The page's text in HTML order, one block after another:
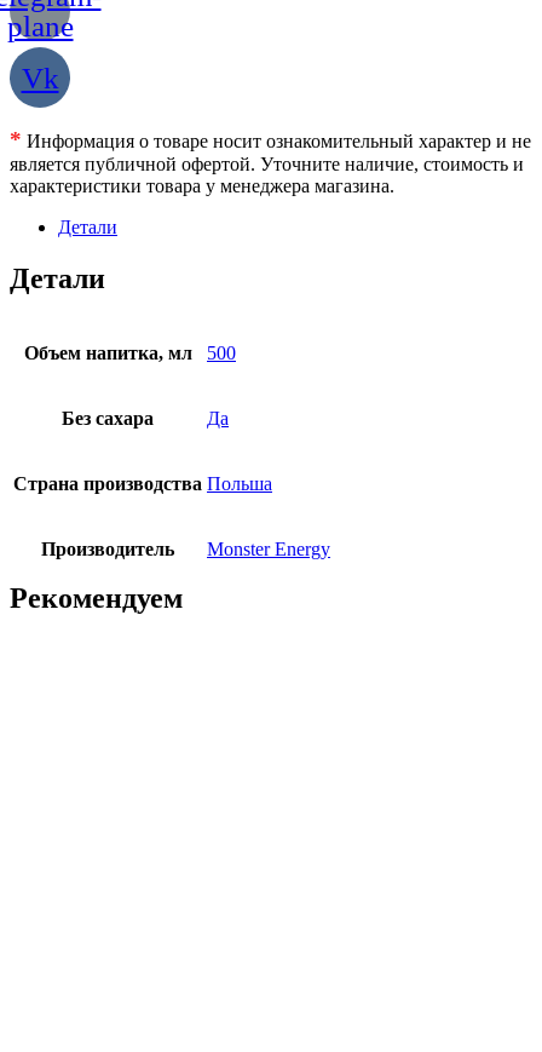
plane
Vk
* Информация о товаре носит ознакомительный характер и не
является публичной офертой. Уточните наличие, стоимость и
характеристики товара у менеджера магазина.
Детали
Детали
Объем напитка, мл 500
Без сахара Да
Страна производства Польша
Производитель Monster Energy
Рекомендуем